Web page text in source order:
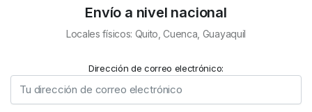
Envío a nivel nacional
Locales físicos: Quito, Cuenca, Guayaquil
Dirección de correo electrónico: